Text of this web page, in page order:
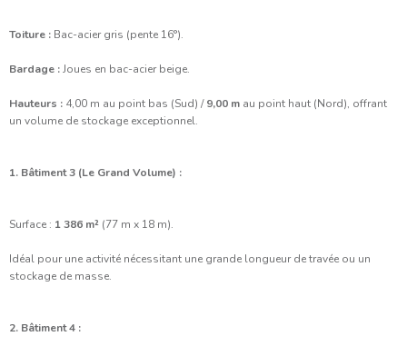
Toiture : Bac-acier gris (pente 16°).
Bardage :Joues en bac-acier beige.
Hauteurs : 4,00 m au point bas (Sud) /9,00 m au point haut (Nord), offrant
un volume de stockage exceptionnel.
1. Bâtiment 3 (Le Grand Volume) :
Surface : 1 386 m² (77 m x 18 m).
Idéal pour une activité nécessitant une grande longueur de travée ou un
stockage de masse.
2. Bâtiment 4 :